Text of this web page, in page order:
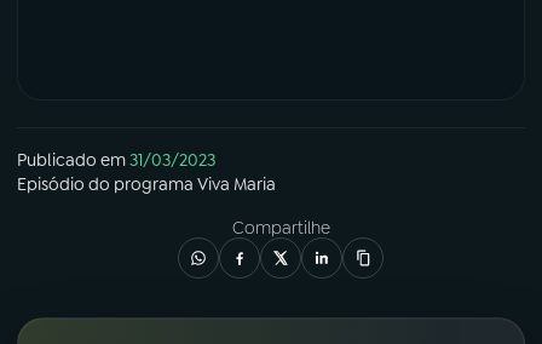
Publicado em31/03/2023
Episódio do programa Viva Maria
Compartilhe